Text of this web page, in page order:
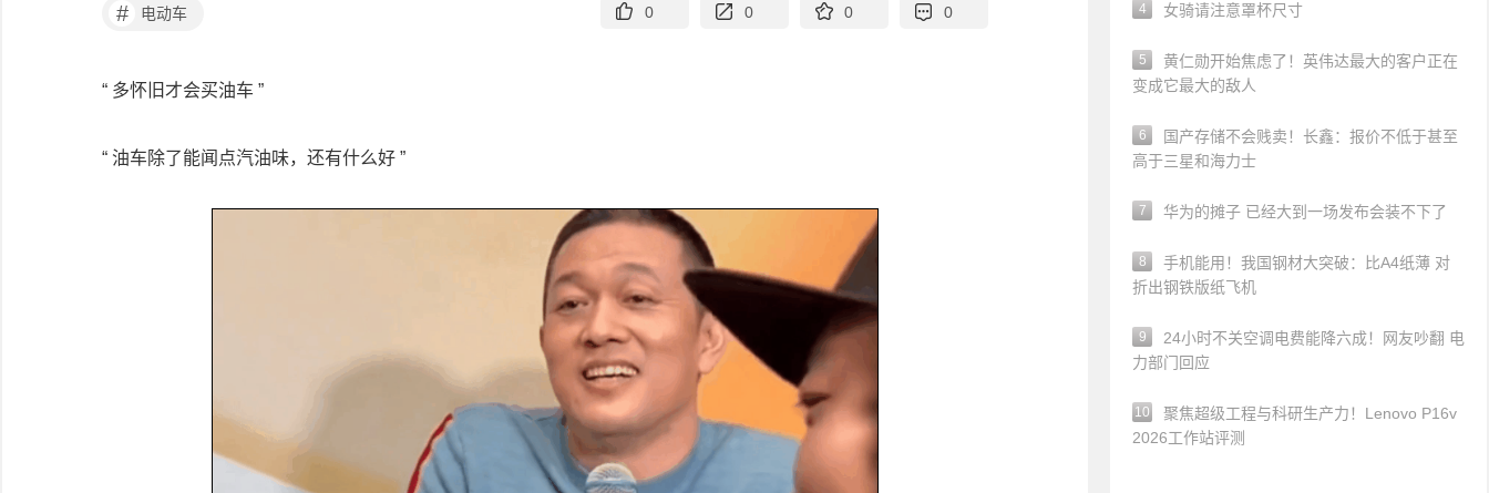
# 电动车 0 0 0 0
“ 多怀旧才会买油车 ”
“ 油车除了能闻点汽油味，还有什么好 ”
4 女骑请注意罩杯尺寸
5
黄仁勋开始焦虑了！英伟达最大的客户正在
变成它最大的敌人
6
国产存储不会贱卖！长鑫：报价不低于甚至
高于三星和海力士
7 华为的摊子 已经大到一场发布会装不下了
8
手机能用！我国钢材大突破：比A4纸薄 对
折出钢铁版纸飞机
9
24小时不关空调电费能降六成！网友吵翻 电
力部门回应
10
聚焦超级工程与科研生产力！Lenovo P16v
2026工作站评测